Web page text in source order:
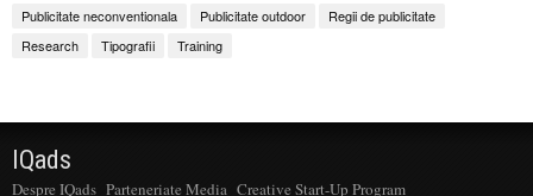
Publicitate neconventionala
Publicitate outdoor
Regii de publicitate
Research
Tipografii Training
IQads
Despre IQads Parteneriate Media Creative Start-Up Program